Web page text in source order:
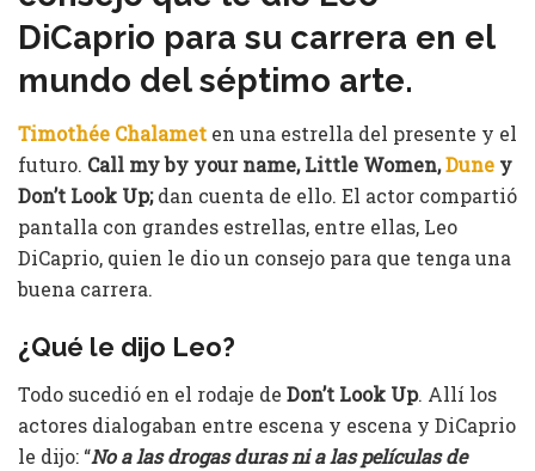
DiCaprio para su carrera en el
mundo del séptimo arte.
Timothée Chalamet en una estrella del presente y el
futuro. Call my by your name, Little Women,Dune y
Don’t Look Up;dan cuenta de ello. El actor compartió
pantalla con grandes estrellas, entre ellas, Leo
DiCaprio, quien le dio un consejo para que tenga una
buena carrera.
¿Qué le dijo Leo?
Todo sucedió en el rodaje de Don’t Look Up. Allí los
actores dialogaban entre escena y escena y DiCaprio
le dijo: “No a las drogas duras ni a las películas de